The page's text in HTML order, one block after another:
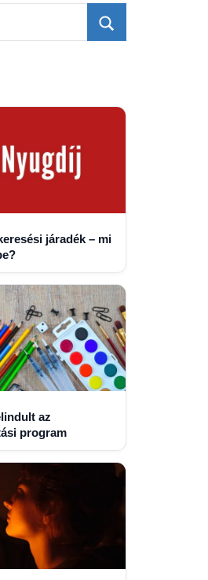
járadék – mi
az
program